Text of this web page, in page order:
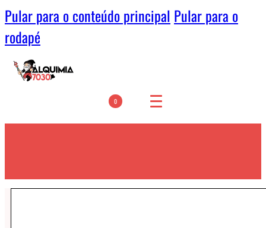
Pular para o conteúdo principal Pular para o
rodapé
0